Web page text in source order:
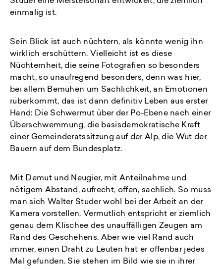
einmalig ist.
Sein Blick ist auch nüchtern, als könnte wenig ihn
wirklich erschüttern. Vielleicht ist es diese
Nüchternheit, die seine Fotografien so besonders
macht, so unaufregend besonders, denn was hier,
bei allem Bemühen um Sachlichkeit, an Emotionen
rüberkommt, das ist dann definitiv Leben aus erster
Hand: Die Schwermut über der Po-Ebene nach einer
Überschwemmung, die basisdemokratische Kraft
einer Gemeinderatssitzung auf der Alp, die Wut der
Bauern auf dem Bundesplatz.
Mit Demut und Neugier, mit Anteilnahme und
nötigem Abstand, aufrecht, offen, sachlich. So muss
man sich Walter Studer wohl bei der Arbeit an der
Kamera vorstellen. Vermutlich entspricht er ziemlich
genau dem Klischee des unauffälligen Zeugen am
Rand des Geschehens. Aber wie viel Rand auch
immer, einen Draht zu Leuten hat er offenbar jedes
Mal gefunden. Sie stehen im Bild wie sie in ihrer